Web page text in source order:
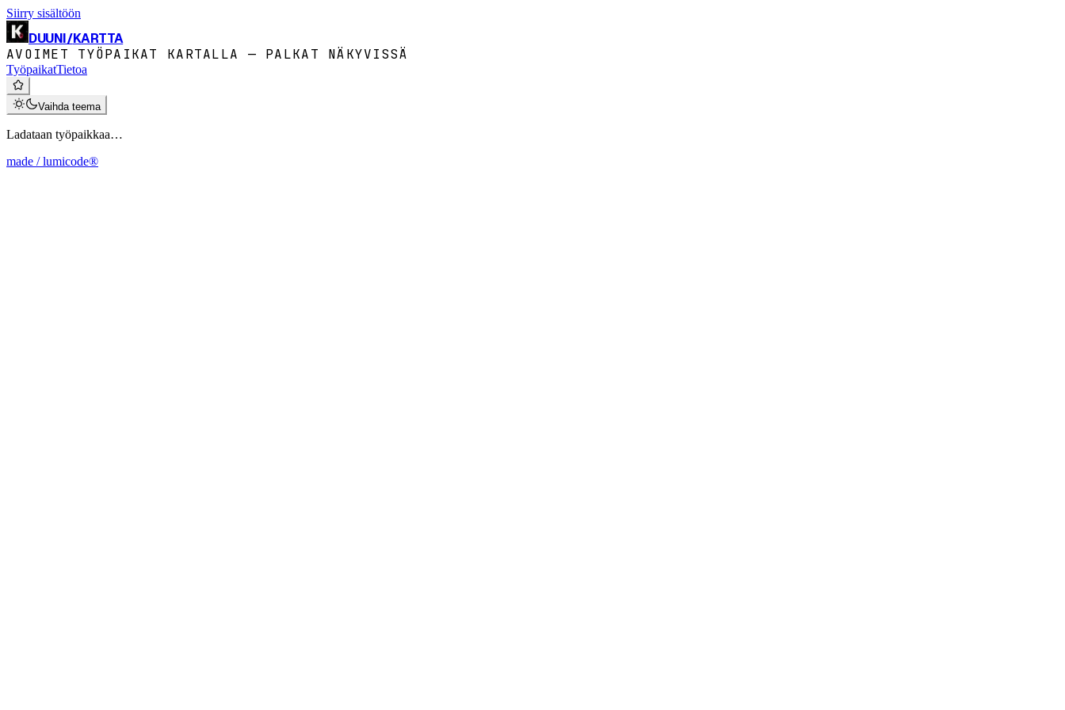
Siirry sisältöön
DUUNI/KARTTA
AVOIMET TYÖPAIKAT KARTALLA — PALKAT NÄKYVISSÄ
TyöpaikatTietoa
Vaihda teema
Ladataan työpaikkaa…
made / lumicode®